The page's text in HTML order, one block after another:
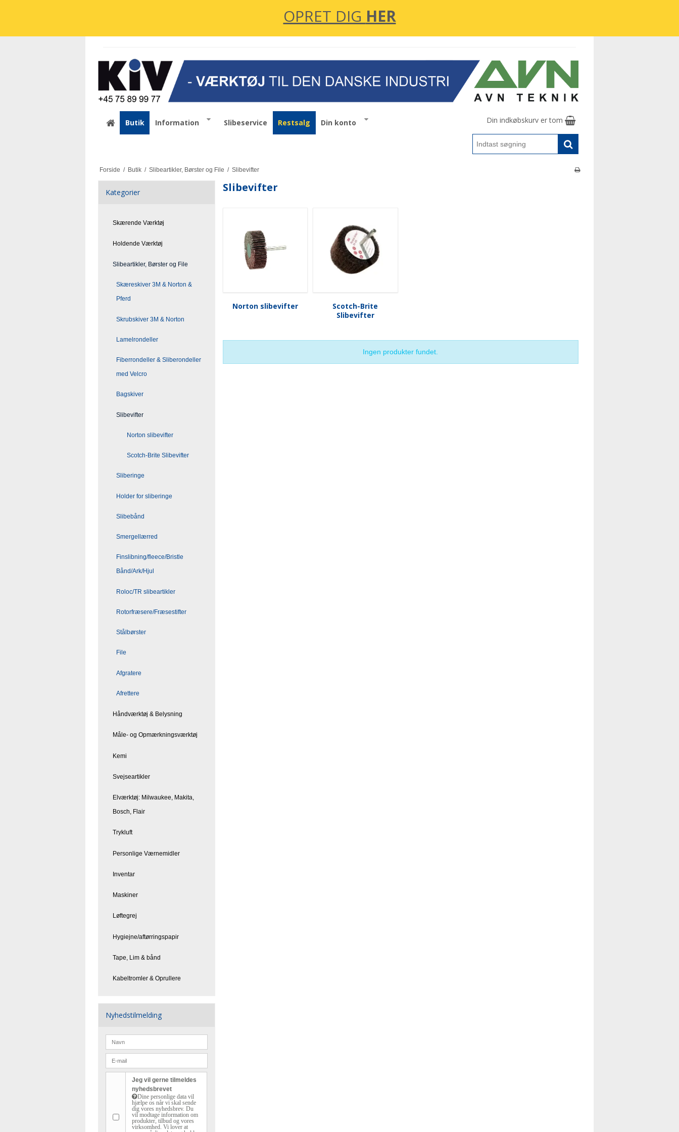
OPRET DIG HER
Butik Information Slibeservice Restsalg Din konto Din indkøbskurv er tom
Forside / Butik / Slibeartikler, Børster og File / Slibevifter
Kategorier
Skærende Værktøj
Holdende Værktøj
Slibeartikler, Børster og File
Skæreskiver 3M & Norton &
Pferd
Skrubskiver 3M & Norton
Lamelrondeller
Fiberrondeller & Sliberondeller
med Velcro
Bagskiver
Slibevifter
Norton slibevifter
Scotch-Brite Slibevifter
Sliberinge
Holder for sliberinge
Slibebånd
Smergellærred
Finslibning/fleece/Bristle
Bånd/Ark/Hjul
Roloc/TR slibeartikler
Rotorfræsere/Fræsestifter
Stålbørster
File
Afgratere
Afrettere
Håndværktøj & Belysning
Måle- og Opmærkningsværktøj
Kemi
Svejseartikler
Elværktøj: Milwaukee, Makita,
Bosch, Flair
Trykluft
Personlige Værnemidler
Inventar
Maskiner
Løftegrej
Hygiejne/aftørringspapir
Tape, Lim & bånd
Kabeltromler & Oprullere
Nyhedstilmelding
Jeg vil gerne tilmeldes
nyhedsbrevet
Dine personlige data vil
hjælpe os når vi skal sende
dig vores nyhedsbrev. Du
vil modtage information om
produkter, tilbud og vores
virksomhed. Vi lover at
Slibevifter
Norton slibevifter
Scotch-Brite
Slibevifter
Ingen produkter fundet.